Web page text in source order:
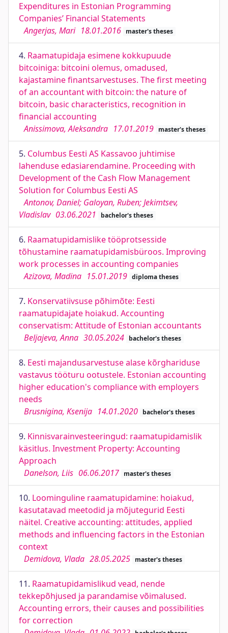
Expenditures in Estonian Programming
Companies’ Financial Statements
Angerjas, Mari 18.01.2016 master's theses
4. Raamatupidaja esimene kokkupuude
bitcoiniga: bitcoini olemus, omadused,
kajastamine finantsarvestuses. The first meeting
of an accountant with bitcoin: the nature of
bitcoin, basic characteristics, recognition in
financial accounting
Anissimova, Aleksandra 17.01.2019 master's theses
5. Columbus Eesti AS Kassavoo juhtimise
lahenduse edasiarendamine. Proceeding with
Development of the Cash Flow Management
Solution for Columbus Eesti AS
Antonov, Daniel; Galoyan, Ruben; Jekimtsev,
Vladislav 03.06.2021 bachelor's theses
6. Raamatupidamislike tööprotsesside
tõhustamine raamatupidamisbüroos. Improving
work processes in accounting companies
Azizova, Madina 15.01.2019 diploma theses
7. Konservatiivsuse põhimõte: Eesti
raamatupidajate hoiakud. Accounting
conservatism: Attitude of Estonian accountants
Beljajeva, Anna 30.05.2024 bachelor's theses
8. Eesti majandusarvestuse alase kõrghariduse
vastavus tööturu ootustele. Estonian accounting
higher education's compliance with employers
needs
Brusnigina, Ksenija 14.01.2020 bachelor's theses
9. Kinnisvarainvesteeringud: raamatupidamislik
käsitlus. Investment Property: Accounting
Approach
Danelson, Liis 06.06.2017 master's theses
10. Loominguline raamatupidamine: hoiakud,
kasutatavad meetodid ja mõjutegurid Eesti
näitel. Creative accounting: attitudes, applied
methods and influencing factors in the Estonian
context
Demidova, Vlada 28.05.2025 master's theses
11. Raamatupidamislikud vead, nende
tekkepõhjused ja parandamise võimalused.
Accounting errors, their causes and possibilities
for correction